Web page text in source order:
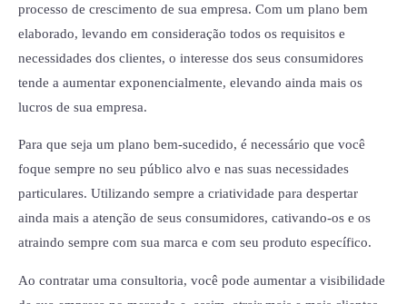
processo de crescimento de sua empresa. Com um plano bem
elaborado, levando em consideração todos os requisitos e
necessidades dos clientes, o interesse dos seus consumidores
tende a aumentar exponencialmente, elevando ainda mais os
lucros de sua empresa.
Para que seja um plano bem-sucedido, é necessário que você
foque sempre no seu público alvo e nas suas necessidades
particulares. Utilizando sempre a criatividade para despertar
ainda mais a atenção de seus consumidores, cativando-os e os
atraindo sempre com sua marca e com seu produto específico.
Ao contratar uma consultoria, você pode aumentar a visibilidade